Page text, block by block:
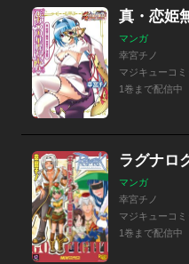
真・恋姫
マンガ
幸宮チノ
マジキューコミ
1巻まで配信中
マンガ
幸宮チノ
マジキューコミ
1巻まで配信中